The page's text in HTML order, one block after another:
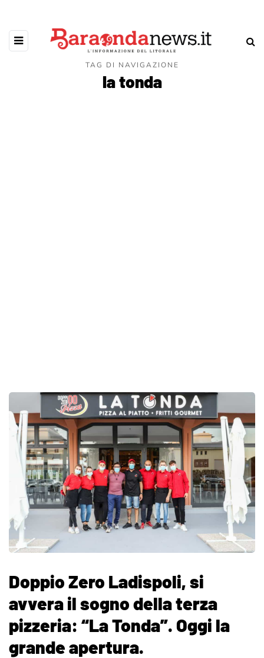
TAG DI NAVIGAZIONE
la tonda
Doppio Zero Ladispoli, si
avvera il sogno della terza
pizzeria: “La Tonda”. Oggi la
grande apertura.